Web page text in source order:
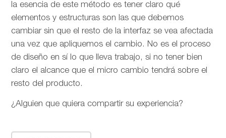
la esencia de este método es tener claro qué
elementos y estructuras son las que debemos
cambiar sin que el resto de la interfaz se vea afectada
una vez que apliquemos el cambio. No es el proceso
de diseño en sí lo que lleva trabajo, si no tener bien
claro el alcance que el micro cambio tendrá sobre el
resto del producto.
¿Alguien que quiera compartir su experiencia?